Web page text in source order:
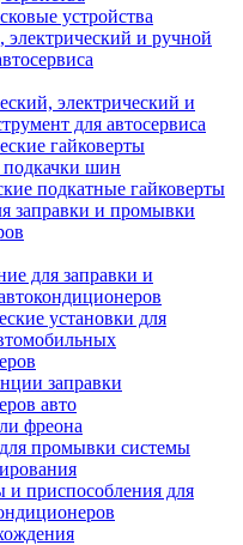
устройства
и ручной
электрический и
для автосервиса
гайковерты
шин
подкатные гайковерты
заправки и промывки
для заправки и
установки для
заправки
авто
фреона
промывки системы
и приспособления для